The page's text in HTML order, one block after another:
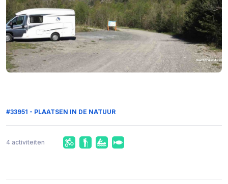
#33951 - PLAATSEN IN DE NATUUR
4 activiteiten